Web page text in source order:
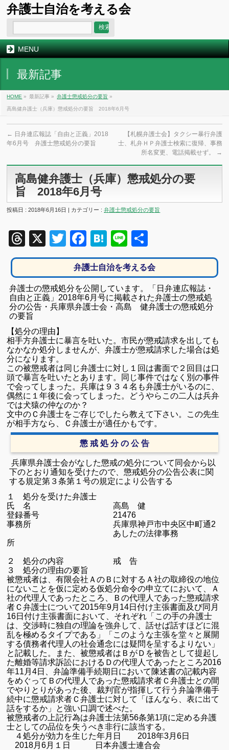
弁護士自治を考える会
MENU
最新記事
HOME » 最新記事 » 弁護士懲戒処分の要旨 »
高島健弁護士（兵庫）懲戒処分の要旨 2018年6月号
← 日弁連広報誌「自由と正義」2018
年6月号 弁護士懲戒処分の要旨
【札幌弁護士会】タクシー暴行弁護
士、札弁ＨＰ弁護士検索に復帰、事務
所名変更、電話掲載せず。
→
高島健弁護士（兵庫）懲戒処分の要
旨 2018年6月号
投稿日 : 2018年6月16日 | カテゴリー :弁護士懲戒処分の要旨
Threads
X TwitterFacebook
Hatena
Line
有
弁護士自治を考える会
弁護士の懲戒処分を公開しています。
「日弁連広報誌・
自由と正義」 2018年6月号に掲載された弁護士の懲戒処
分の公告・兵庫県弁護士会・高島 健弁護士の懲戒処分
の要旨
【処分の理由】
相手方弁護士に暴言を吐いた。市民が懲戒請求を出しても
なかなか処分しませんが、弁護士が懲戒請求した場合は処
分になります。
この被懲戒者は同じ弁護士に対し１回は書面で２回目は口
頭で暴言を吐いたとあります。同じ事件ではなく別の事件
で会ってしまった。兵庫は９３４名も弁護士がいるのに、
偶然に１年後に会ってしまった。 どうやらこの二人は兵弁
では犬猿の仲なのか？
文中のＣ弁護士をご存じでしたら教えて下さい。この先生
が相手方なら、Ｃ弁護士が適任かもです。
懲 戒 処 分 の 公 告
兵庫県弁護士会がなした懲戒の処分について同会から以
下のとおり通知を受けたので、懲戒処分の公告公表に関
する規定第３条第１号の規定により公告する
１ 処分を受けた弁護士
氏 名 高島 健
登録番号 21476
事務所 兵庫県神戸市中央区中町通2
あしたの法律事務
所
２ 処分の内容 戒 告
３ 処分の理由の要旨
被懲戒者は、有限会社ＡのＢに対するＡ社の取締役の地位
にないことを仮に定める仮処分命令の申立てにおいて、Ａ
社の代理人であったところ、Ｂの代理人であった懲戒請求
者Ｃ弁護士について2015年9月14日付け主張書面及び同月
16日付け主張書面において、それぞれ「この手の弁護士
は、交渉時に独自の理論を強弁して、話せば話すほどに混
乱を極めるタイプである」「このような主張を堂々と展開
する債務者代理人の社会通念には疑問を呈するよりない」
と記載した。
また、被懲戒者はＢがＤを被告として提起し
た離婚等請求訴訟におけるＤの代理人であったところ2016
年11月4日、弁論準備手続期日において陳述書の記載内容
をめぐってＢの代理人であった懲戒請求者Ｃ弁護士との間
でやりとりがあった後、裁判官が指揮して行う弁論準備手
続中に懲戒請求者Ｃ弁護士に対して「ほんなら、表に出て
話をするか」と強い口調で述べた。
被懲戒者の上記行為は弁護士法第56条第1項に定める弁護
士としての品位を失うべき非行に該当する。
４処分が効力を生じた年月日 2018年3月6日
2018月6月１日 日本弁護士連合会